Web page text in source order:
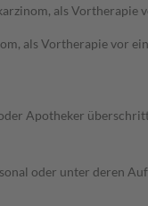
als Vortherapie
als Vortherapie vor
Apotheker
oder unter deren